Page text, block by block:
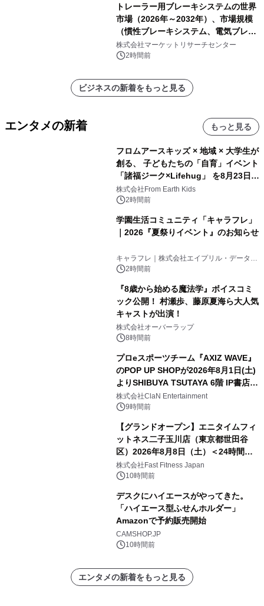
トレーラー用ブレーキシステムの世界
市場（2026年～2032年）、市場規模
（慣性ブレーキシステム、電気ブレー
キシステム、その他）・分析レポート
を発表
株式会社マーケットリサーチセンター
2時間前
ビジネスの新着をもっと見る
エンタメの新着 もっと見る
フロムアースキッズ × 地域 × 大学生が
創る、 子どもたちの「自育」イベント
「諸福ジーク×Lifehug」 を8月23日
(日)開催
株式会社From Earth Kids
2時間前
学園生活コミュニティ「キャラフレ」
｜2026『夏祭りイベント』のお知らせ
キャラフレ｜株式会社エイプリル・データ・
デザインズ
2時間前
『8歳から始める魔法学』ボイスコミ
ック公開！ 村瀬歩、藤原夏海ら大人気
キャストが出演！
株式会社オーバーラップ
8時間前
プロeスポーツチーム『AXIZ WAVE』
のPOP UP SHOPが2026年8月1日(土)
よりSHIBUYA TSUTAYA 6階 IP書店で
開催決定！！
株式会社ClaN Entertainment
9時間前
【グランドオープン】エニタイムフィ
ットネス二子玉川店（東京都世田谷
区）2026年8月8日（土）＜24時間年
中無休のフィットネスジム＞
株式会社Fast Fitness Japan
10時間前
デスクにハイエースがやってきた。
「ハイエース型ふせんホルダー」
Amazonで予約販売開始
CAMSHOP.JP
10時間前
エンタメの新着をもっと見る